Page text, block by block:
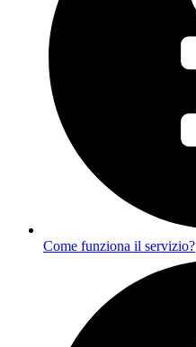
Come funziona il servizio?